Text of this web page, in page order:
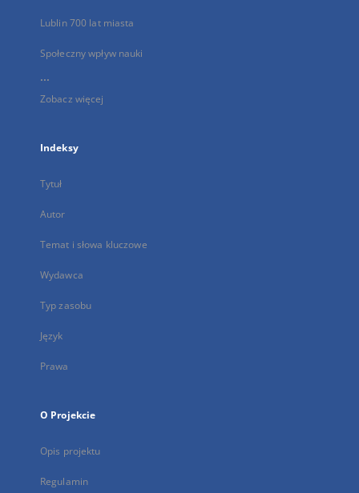
Lublin 700 lat miasta
Społeczny wpływ nauki
...
Zobacz więcej
Indeksy
Tytuł
Autor
Temat i słowa kluczowe
Wydawca
Typ zasobu
Język
Prawa
O Projekcie
Opis projektu
Regulamin